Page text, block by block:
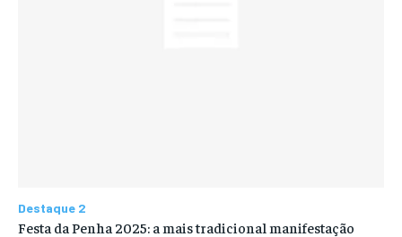
Destaque 2
Festa da Penha 2025: a mais tradicional manifestação